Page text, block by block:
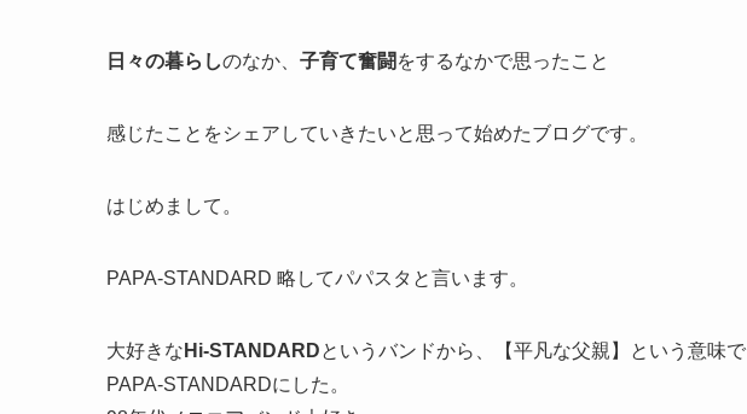
日々の暮らしのなか、 子育て奮闘 をするなかで思ったこと
感じたことをシェアしていきたいと思って始めたブログです。
はじめまして。
PAPA-STANDARD 略してパパスタと言います。
大好きな Hi-STANDARDというバンドから、【平凡な父親】という意味で
PAPA-STANDARDにした。